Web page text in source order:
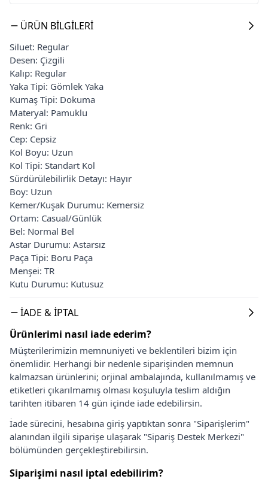
ÜRÜN BILGILERI
Siluet: Regular
Desen: Çizgili
Kalıp: Regular
Yaka Tipi: Gömlek Yaka
Kumaş Tipi: Dokuma
Materyal: Pamuklu
Renk: Gri
Cep: Cepsiz
Kol Boyu: Uzun
Kol Tipi: Standart Kol
Sürdürülebilirlik Detayı: Hayır
Boy: Uzun
Kemer/Kuşak Durumu: Kemersiz
Ortam: Casual/Günlük
Bel: Normal Bel
Astar Durumu: Astarsız
Paça Tipi: Boru Paça
Menşei: TR
Kutu Durumu: Kutusuz
İADE & İPTAL
Ürünlerimi nasıl iade ederim?
Müşterilerimizin memnuniyeti ve beklentileri bizim için
önemlidir. Herhangi bir nedenle siparişinden memnun
kalmazsan ürünlerini; orjinal ambalajında, kullanılmamış ve
etiketleri çıkarılmamış olması koşuluyla teslim aldığın
tarihten itibaren 14 gün içinde iade edebilirsin.
İade sürecini, hesabına giriş yaptıktan sonra "Siparişlerim"
alanından ilgili siparişe ulaşarak "Sipariş Destek Merkezi"
bölümünden gerçekleştirebilirsin.
Siparişimi nasıl iptal edebilirim?